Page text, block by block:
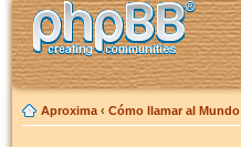
Aproxima ‹ Cómo llamar al Mundo